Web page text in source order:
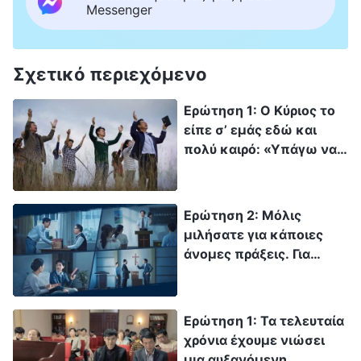
Messenger
Σχετικό περιεχόμενο
Ερώτηση 1: Ο Κύριος το
είπε σ’ εμάς εδώ και
πολύ καιρό: «Υπάγω να
ετοιμάσω τόπον, πάλιν
έρχομαι και θέλω σας
παραλάβει προς
εμαυτόν, διά να είσθε και
Ο Κύριος Ιησούς έχει ήδη
εξασφαλίσει μια θέση για
Ερώτηση 2: Μόλις
μιλήσατε για κάποιες
άνομες πράξεις. Για
ανομία αυξάνεται;
Ερώτηση 1: Τα τελευταία
χρόνια έχουμε νιώσει